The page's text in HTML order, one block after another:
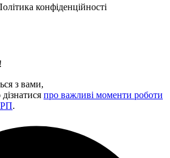
конфіденційності
з вами,
про важливі моменти роботи
.